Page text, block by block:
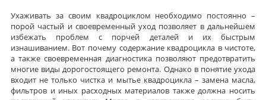
Ухаживать за своим квадроциклом необходимо постоянно –
порой частый и своевременный уход позволяет в дальнейшем
избежать проблем с порчей деталей и их быстрым
изнашиванием. Вот почему содержание квадроцикла в чистоте,
а также своевременная диагностика позволяют предотвратить
многие виды дорогостоящего ремонта. Однако в понятие ухода
входит не только чистка и мытье квадроцикла – замена масла,
фильтров и иных расходных материалов также должна носить